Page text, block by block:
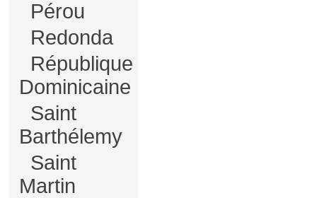
Pérou
Redonda
République
Dominicaine
Saint
Barthélemy
Saint
Martin